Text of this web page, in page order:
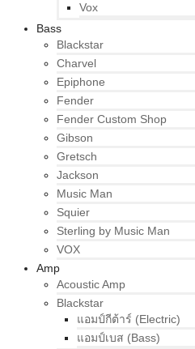
Vox
Bass
Blackstar
Charvel
Epiphone
Fender
Fender Custom Shop
Gibson
Gretsch
Jackson
Music Man
Squier
Sterling by Music Man
VOX
Amp
Acoustic Amp
Blackstar
แอมป์กีต้าร์ (Electric)
แอมป์เบส (Bass)